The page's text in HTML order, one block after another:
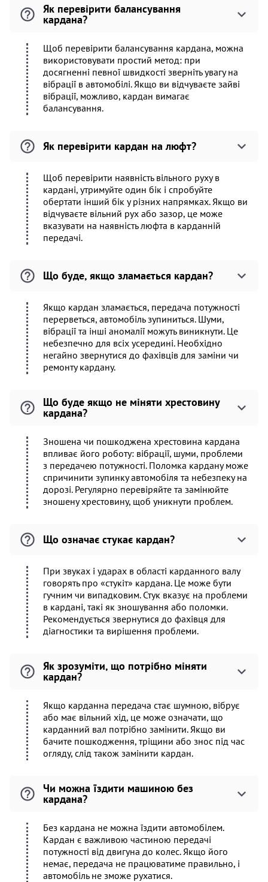
Як перевірити балансування
кардана?
Щоб перевірити балансування кардана, можна
використовувати простий метод: при
досягненні певної швидкості зверніть увагу на
вібрації в автомобілі. Якщо ви відчуваєте зайві
вібрації, можливо, кардан вимагає
балансування.
Як перевірити кардан на люфт?
Щоб перевірити наявність вільного руху в
кардані, утримуйте один бік і спробуйте
обертати інший бік у різних напрямках. Якщо ви
відчуваєте вільний рух або зазор, це може
вказувати на наявність люфта в карданній
передачі.
Що буде, якщо зламається кардан?
Якщо кардан зламається, передача потужності
перерветься, автомобіль зупиниться. Шуми,
вібрації та інші аномалії можуть виникнути. Це
небезпечно для всіх усередині. Необхідно
негайно звернутися до фахівців для заміни чи
ремонту кардану.
Що буде якщо не міняти хрестовину
кардана?
Зношена чи пошкоджена хрестовина кардана
впливає його роботу: вібрації, шуми, проблеми
з передачею потужності. Поломка кардану може
спричинити зупинку автомобіля та небезпеку на
дорозі. Регулярно перевіряйте та замінюйте
зношену хрестовину, щоб уникнути проблем.
Що означає стукає кардан?
При звуках і ударах в області карданного валу
говорять про «стукіт» кардана. Це може бути
гучним чи випадковим. Стук вказує на проблеми
в кардані, такі як зношування або поломки.
Рекомендується звернутися до фахівця для
діагностики та вирішення проблеми.
Як зрозуміти, що потрібно міняти
кардан?
Якщо карданна передача стає шумною, вібрує
або має вільний хід, це може означати, що
карданний вал потрібно замінити. Якщо ви
бачите пошкодження, тріщини або знос під час
огляду, слід також замінити кардан.
Чи можна їздити машиною без
кардана?
Без кардана не можна їздити автомобілем.
Кардан є важливою частиною передачі
потужності від двигуна до колес. Якщо його
немає, передача не працюватиме правильно, і
автомобіль не зможе рухатися.